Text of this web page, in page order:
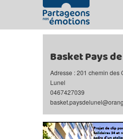
Basket Pays
Adresse : 201 chemin des
Lunel
0467427039